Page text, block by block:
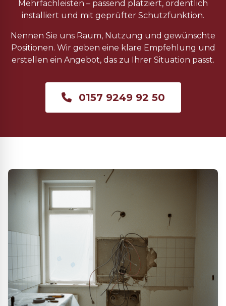
Mehrfachleisten – passend platziert, ordentlich
installiert und mit geprüfter Schutzfunktion.
Nennen Sie uns Raum, Nutzung und gewünschte
Positionen. Wir geben eine klare Empfehlung und
erstellen ein Angebot, das zu Ihrer Situation passt.
0157 9249 92 50